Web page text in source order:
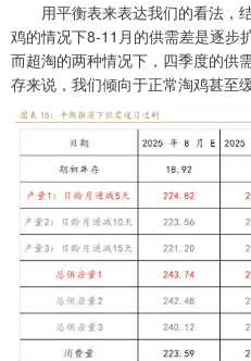
用平衡表来表达我们的看法，
鸡的情况下8-11月的供需差是逐步
而超淘的两种情况下，四季度的供
存来说，我们倾向于正常淘鸡甚至